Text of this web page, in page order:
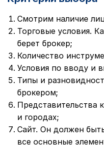
Смотрим наличие
Торговые условия.
берет брокер;
Количество
Условия по вводу и
Типы и
брокером;
Представительства
и городах;
Сайт. Он должен
все основные